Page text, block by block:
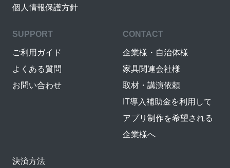
個人情報保護方針
SUPPORT
ご利用ガイド
よくある質問
お問い合わせ
CONTACT
企業様・自治体様
家具関連会社様
取材・講演依頼
IT導入補助金を利用して
アプリ制作を希望される
企業様へ
決済方法